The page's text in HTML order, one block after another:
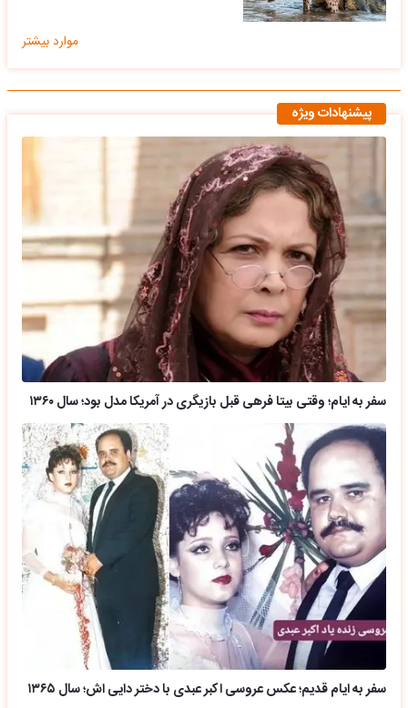
موارد بیشتر
پیشنهادات ویژه
سفر به ایام؛ وقتی بیتا فرهی قبل بازیگری در آمریکا مدل بود؛ سال ۱۳۶۰
سفر به ایام قدیم؛ عکس عروسی اکبر عبدی با دختر دایی اش؛ سال ۱۳۶۵